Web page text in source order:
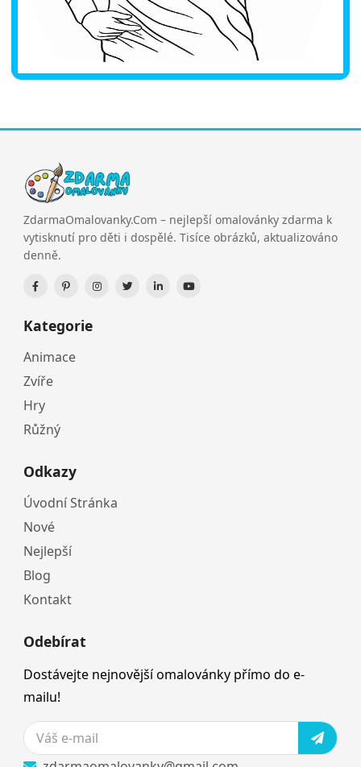
ZdarmaOmalovanky.Com – nejlepší omalovánky zdarma k
vytisknutí pro děti i dospělé. Tisíce obrázků, aktualizováno
denně.
Kategorie
Animace
Zvíře
Hry
Růžný
Odkazy
Úvodní Stránka
Nové
Nejlepší
Blog
Kontakt
Odebírat
Dostávejte nejnovější omalovánky přímo do e-
mailu!